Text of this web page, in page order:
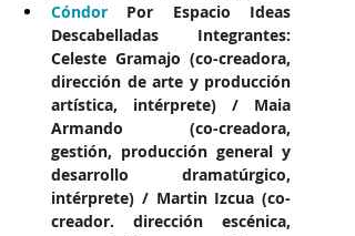
Cóndor Por Espacio Ideas
Descabelladas Integrantes:
Celeste Gramajo (co-creadora,
dirección de arte y producción
artística, intérprete) / Maia
Armando (co-creadora,
gestión, producción general y
desarrollo dramatúrgico,
intérprete) / Martin Izcua (co-
creador. dirección escénica,